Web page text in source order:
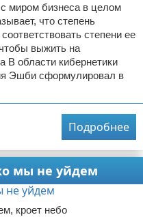
с миром бизнеса в целом
что степень
степени ее
выжить на
В области кибернетики
Эшби сформулировал в
Подробнее
мы не уйдем
кроет небо